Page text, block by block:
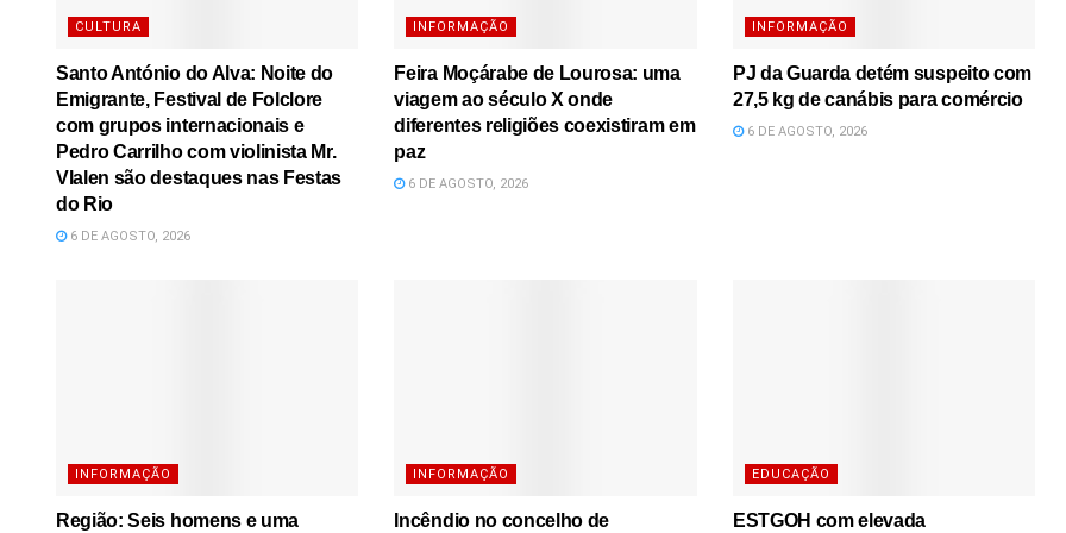
CULTURA
Santo António do Alva: Noite do
Emigrante, Festival de Folclore
com grupos internacionais e
Pedro Carrilho com violinista Mr.
Vlalen são destaques nas Festas
do Rio
6 DE AGOSTO, 2026
INFORMAÇÃO
Feira Moçárabe de Lourosa: uma
viagem ao século X onde
diferentes religiões coexistiram em
paz
6 DE AGOSTO, 2026
INFORMAÇÃO
PJ da Guarda detém suspeito com
27,5 kg de canábis para comércio
6 DE AGOSTO, 2026
INFORMAÇÃO
Região: Seis homens e uma
INFORMAÇÃO
Incêndio no concelho de
EDUCAÇÃO
ESTGOH com elevada